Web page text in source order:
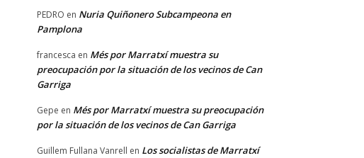
PEDRO en Nuria Quiñonero Subcampeona en
Pamplona
francesca en Més por Marratxí muestra su
preocupación por la situación de los vecinos de Can
Garriga
Gepe en Més por Marratxí muestra su preocupación
por la situación de los vecinos de Can Garriga
Guillem Fullana Vanrell en Los socialistas de Marratxí